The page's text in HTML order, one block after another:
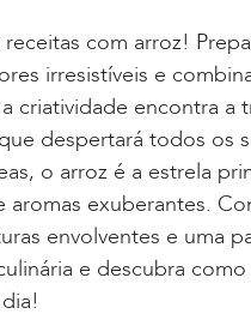
com arroz!
irresistíveis e
criatividade encontra a
despertará todos os
o arroz é a estrela
exuberantes.
envolventes e uma
e descubra